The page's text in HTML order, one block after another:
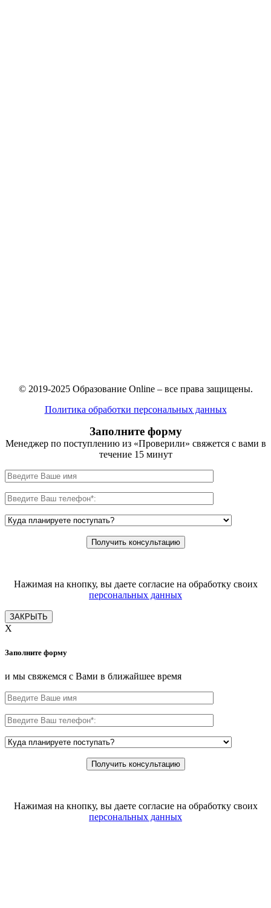
© 2019-2025 Образование Online – все права защищены.
Политика обработки персональных данных
Заполните форму
Менеджер по поступлению из «Проверили» свяжется с вами в
течение 15 минут
Нажимая на кнопку, вы даете согласие на обработку своих
персональных данных
ЗАКРЫТЬ
X
Заполните форму
и мы свяжемся с Вами в ближайшее время
Нажимая на кнопку, вы даете согласие на обработку своих
персональных данных